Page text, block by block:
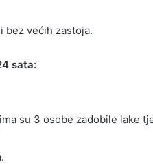
bez većih zastoja.
sata:
su 3 osobe zadobile lake